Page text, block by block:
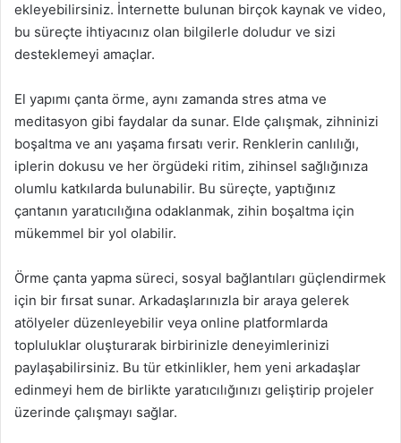
ekleyebilirsiniz. İnternette bulunan birçok kaynak ve video,
bu süreçte ihtiyacınız olan bilgilerle doludur ve sizi
desteklemeyi amaçlar.
El yapımı çanta örme, aynı zamanda stres atma ve
meditasyon gibi faydalar da sunar. Elde çalışmak, zihninizi
boşaltma ve anı yaşama fırsatı verir. Renklerin canlılığı,
iplerin dokusu ve her örgüdeki ritim, zihinsel sağlığınıza
olumlu katkılarda bulunabilir. Bu süreçte, yaptığınız
çantanın yaratıcılığına odaklanmak, zihin boşaltma için
mükemmel bir yol olabilir.
Örme çanta yapma süreci, sosyal bağlantıları güçlendirmek
için bir fırsat sunar. Arkadaşlarınızla bir araya gelerek
atölyeler düzenleyebilir veya online platformlarda
topluluklar oluşturarak birbirinizle deneyimlerinizi
paylaşabilirsiniz. Bu tür etkinlikler, hem yeni arkadaşlar
edinmeyi hem de birlikte yaratıcılığınızı geliştirip projeler
üzerinde çalışmayı sağlar.